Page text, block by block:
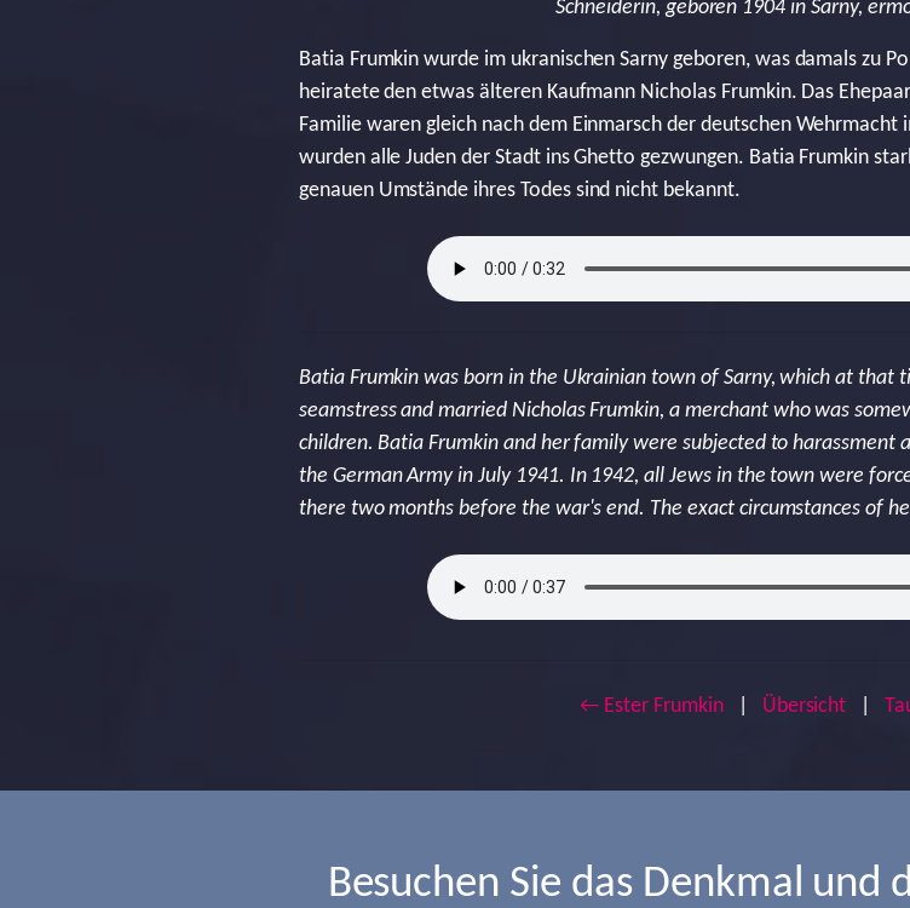
Schneiderin, geboren 1904 in Sarny,
Batia Frumkin wurde im ukranischen Sarny geboren, was damals zu
heiratete den etwas älteren Kaufmann Nicholas Frumkin. Das
Familie waren gleich nach dem Einmarsch der deutschen
wurden alle Juden der Stadt ins Ghetto gezwungen. Batia Frumkin
genauen Umstände ihres Todes sind nicht bekannt.
Batia Frumkin was born in the Ukrainian town of Sarny, which at that
seamstress and married Nicholas Frumkin, a merchant who was
children. Batia Frumkin and her family were subjected to
the German Army in July 1941. In 1942, all Jews in the town were
there two months before the war's end. The exact circumstances of
← Ester Frumkin Übersicht
Besuchen Sie das Denkmal und